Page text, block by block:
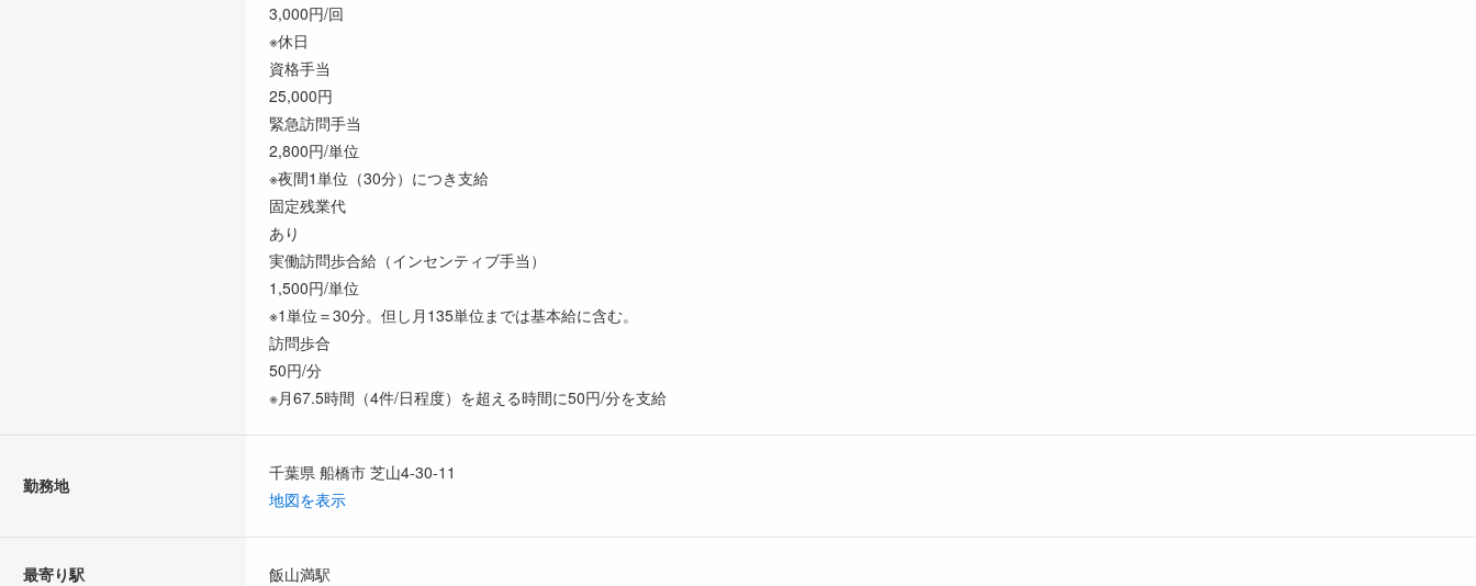
3,000円/回
※休日
資格手当
25,000円
緊急訪問手当
2,800円/単位
※夜間1単位（30分）につき支給
固定残業代
あり
実働訪問歩合給（インセンティブ手当）
1,500円/単位
※1単位＝30分。但し月135単位までは基本給に含む。
訪問歩合
50円/分
※月67.5時間（4件/日程度）を超える時間に50円/分を支給
勤務地
千葉県 船橋市 芝山4-30-11
地図を表示
最寄り駅 飯山満駅